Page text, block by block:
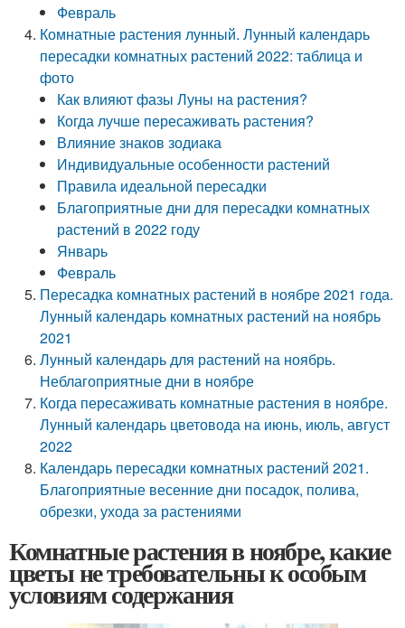
Февраль
Комнатные растения лунный. Лунный календарь
пересадки комнатных растений 2022: таблица и
фото
Как влияют фазы Луны на растения?
Когда лучше пересаживать растения?
Влияние знаков зодиака
Индивидуальные особенности растений
Правила идеальной пересадки
Благоприятные дни для пересадки комнатных
растений в 2022 году
Январь
Февраль
Пересадка комнатных растений в ноябре 2021 года.
Лунный календарь комнатных растений на ноябрь
2021
Лунный календарь для растений на ноябрь.
Неблагоприятные дни в ноябре
Когда пересаживать комнатные растения в ноябре.
Лунный календарь цветовода на июнь, июль, август
2022
Календарь пересадки комнатных растений 2021.
Благоприятные весенние дни посадок, полива,
обрезки, ухода за растениями
Комнатные растения в ноябре, какие
цветы не требовательны к особым
условиям содержания